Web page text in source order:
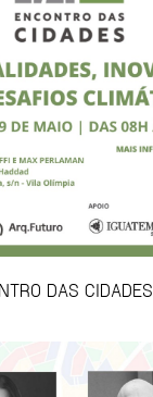
DAS CIDADES